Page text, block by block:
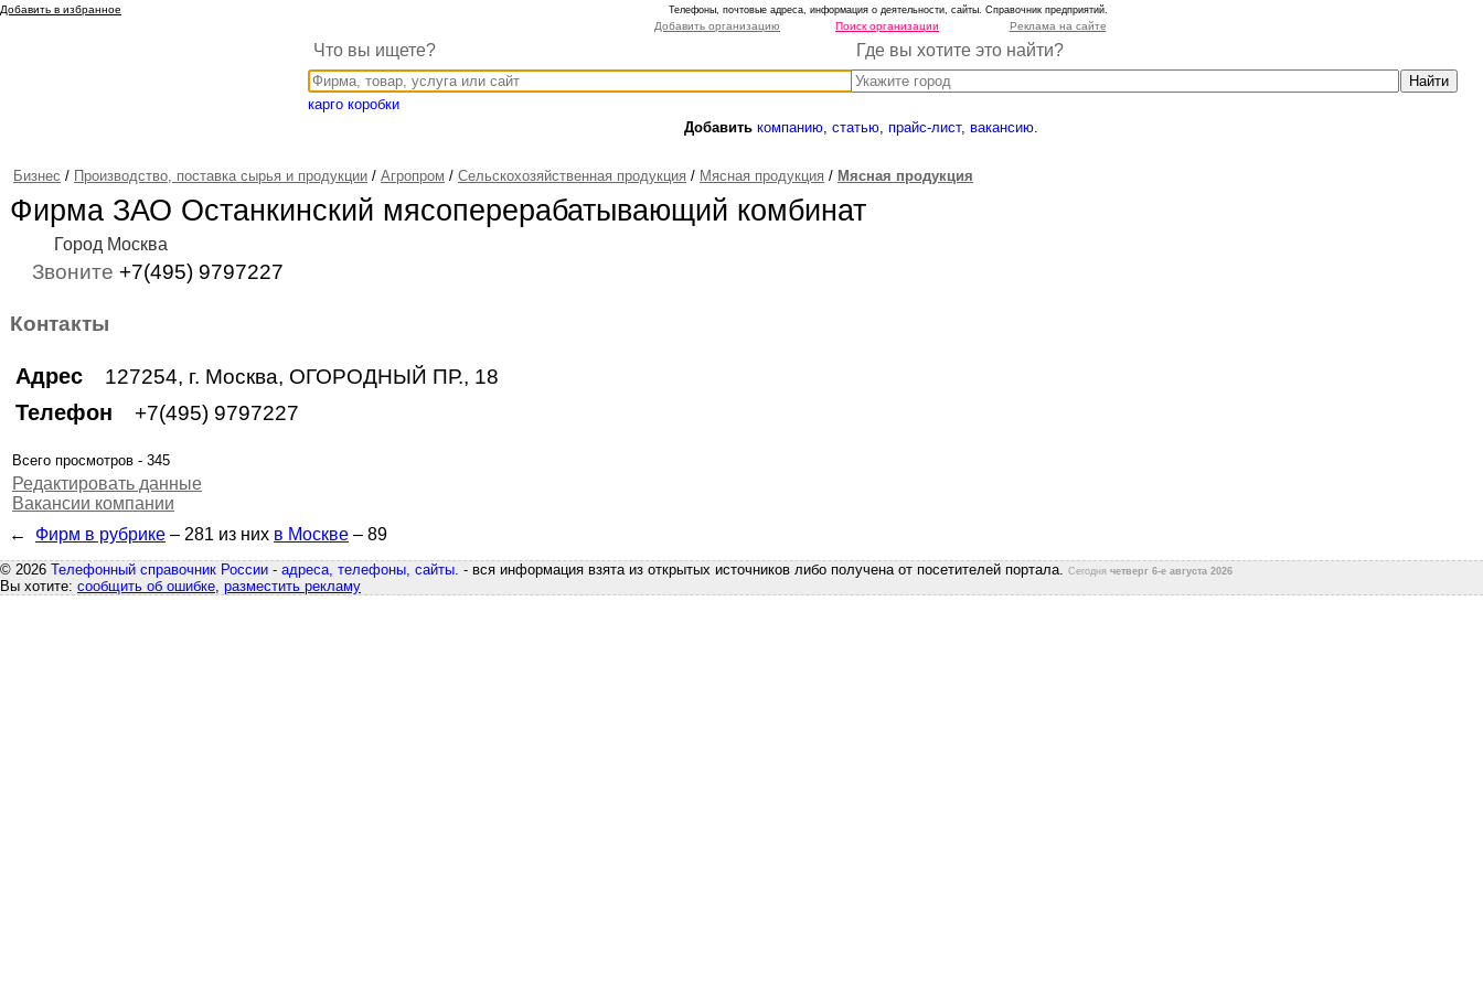
Добавить в избранное Телефоны, почтовые адреса, информация о деятельности, сайты. Справочник предприятий.
Добавить организацию Поиск организации Реклама на сайте
Что вы ищете? Где вы хотите это найти?
карго коробки
Добавить компанию, статью, прайс-лист, вакансию.
Бизнес / Производство, поставка сырья и продукции / Агропром / Сельскохозяйственная продукция / Мясная продукция / Мясная продукция
Фирма ЗАО Останкинский мясоперерабатывающий комбинат
Город Москва
Звоните +7(495) 9797227
Контакты
Адрес 127254, г. Москва, ОГОРОДНЫЙ ПР., 18
Телефон +7(495) 9797227
Всего просмотров - 345
Редактировать данные
Вакансии компании
← Фирм в рубрике – 281 из них в Москве – 89
© 2026 Телефонный справочник России - адреса, телефоны, сайты. - вся информация взята из открытых источников либо получена от посетителей портала. Сегодня четверг 6-е августа 2026
Вы хотите: сообщить об ошибке, разместить рекламу